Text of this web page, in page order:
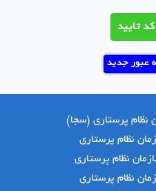
تایید
جدید
پرستاری (سجا)
نظام پرستاری
نظام پرستاری
نظام پرستاری